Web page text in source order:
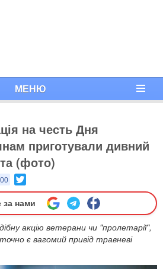
МЕНЮ
на честь Дня
приготували дивний
(фото)
за нами
акцію ветерани чи "пролетарії",
є вагомий привід травневі